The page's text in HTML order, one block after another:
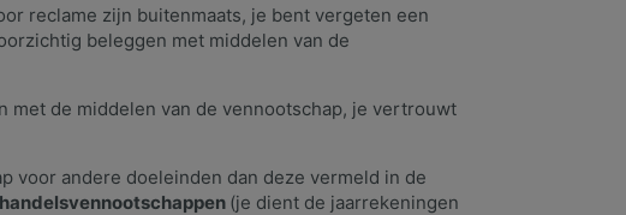
reclame zijn buitenmaats, je bent vergeten een
beleggen met middelen van de
met de middelen van de vennootschap, je vertrouwt
voor andere doeleinden dan deze vermeld in de
(je dient de jaarrekeningen